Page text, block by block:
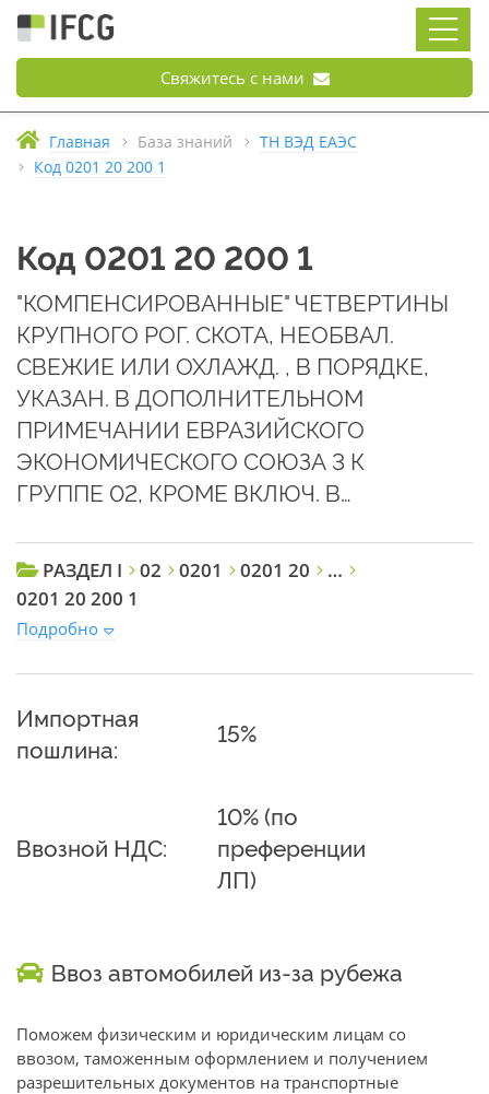
Свяжитесь с нами
Главная База знаний
ТН ВЭД ЕАЭС
Код 0201 20 200 1
Код 0201 20 200 1
"КОМПЕНСИРОВАННЫЕ" ЧЕТВЕРТИНЫ
КРУПНОГО РОГ. СКОТА, НЕОБВАЛ.
СВЕЖИЕ ИЛИ ОХЛАЖД. , В ПОРЯДКЕ,
УКАЗАН. В ДОПОЛНИТЕЛЬНОМ
ПРИМЕЧАНИИ ЕВРАЗИЙСКОГО
ЭКОНОМИЧЕСКОГО СОЮЗА 3 К
ГРУППЕ 02, КРОМЕ ВКЛЮЧ. В…
РАЗДЕЛ I 02 0201 0201 20
…
0201 20 200 1
Подробно
Импортная
пошлина:
15%
Ввозной НДС:
10% (по
преференции
ЛП)
Ввоз автомобилей из-за рубежа
Поможем физическим и юридическим лицам со
ввозом, таможенным оформлением и получением
разрешительных документов на транспортные